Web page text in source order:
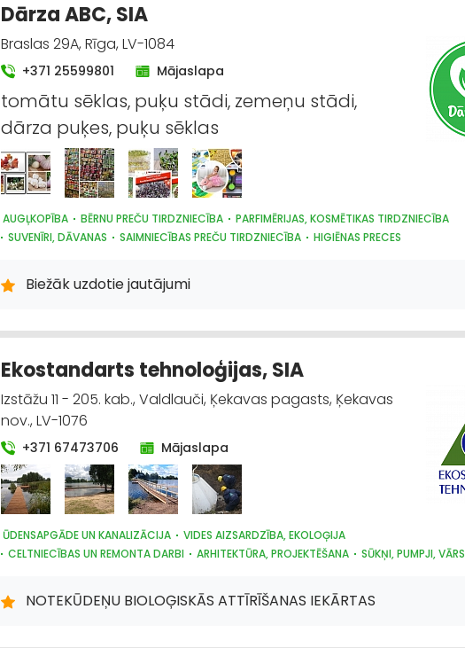
Dārza ABC, SIA
Braslas 29A, Rīga, LV-1084
+371 25599801 Mājaslapa
tomātu sēklas, puķu stādi, zemeņu stādi,
dārza puķes, puķu sēklas
AUGĻKOPĪBA BĒRNU PREČU TIRDZNIECĪBA
PARFIMĒRIJAS, KOSMĒTIKAS TIRDZNIECĪBA
SUVENĪRI, DĀVANAS
SAIMNIECĪBAS PREČU TIRDZNIECĪBA
HIGIĒNAS PRECES
DĀRZA TEHNIKA UN INVENTĀRS
AUGKOPĪBA UN TEHNISKĀS KULTŪRAS
Biežāk uzdotie jautājumi
Ekostandarts tehnoloģijas, SIA
Izstāžu 11 - 205. kab., Valdlauči, Ķekavas pagasts, Ķekavas
nov., LV-1076
+371 67473706 Mājaslapa
ŪDENSAPGĀDE UN KANALIZĀCIJA
VIDES AIZSARDZĪBA, EKOLOĢIJA
CELTNIECĪBAS UN REMONTA DARBI
ARHITEKTŪRA, PROJEKTĒŠANA
SŪKŅI, PUMPJI,
NOTEKŪDEŅU BIOLOĢISKĀS ATTĪRĪŠANAS IEKĀRTAS